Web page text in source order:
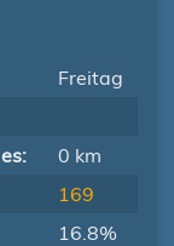
Freitag
0 km
169
16.8%